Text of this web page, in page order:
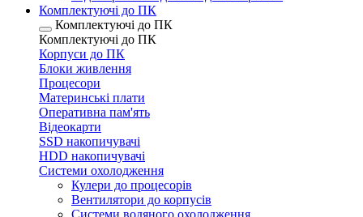
Комплектуючі до ПК
Комплектуючі до ПК
Комплектуючі до ПК
Корпуси до ПК
Блоки живлення
Процесори
Материнські плати
Оперативна пам'ять
Відеокарти
SSD накопичувачі
HDD накопичувачі
Системи охолодження
Кулери до процесорів
Вентилятори до корпусів
Системи водяного охолодження